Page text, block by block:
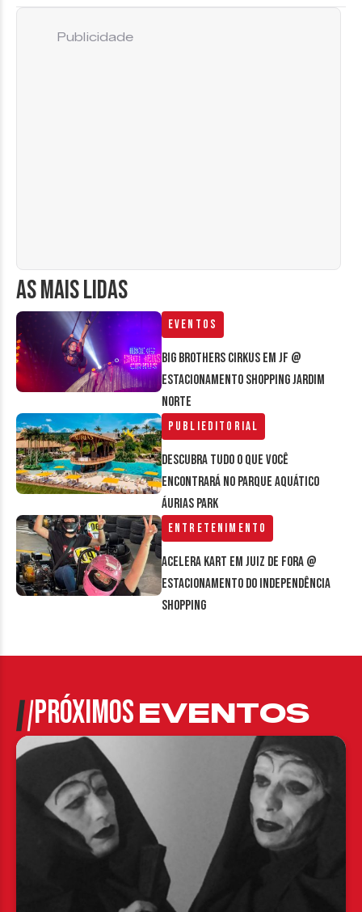
AS MAIS LIDAS
Eventos
Big Brothers Cirkus em JF @
estacionamento Shopping Jardim
Norte
Publieditorial
Descubra tudo o que você
encontrará no parque aquático
Áurias Park
Entretenimento
Acelera Kart em Juiz de Fora @
estacionamento do Independência
Shopping
Publicidade
PRÓXIMOSEVENTOS